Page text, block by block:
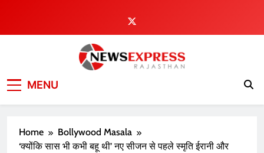
content
MENU
Home
Bollywood Masala
‘क्योंकि सास भी कभी बहू थी’ नए सीजन से पहले स्मृति ईरानी और